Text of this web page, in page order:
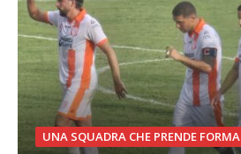
UNA SQUADRA CHE PRENDE FORMA